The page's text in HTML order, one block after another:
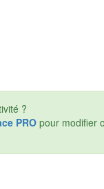
?
PROpour modifier